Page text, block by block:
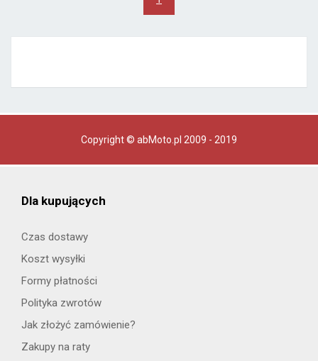
Copyright © abMoto.pl 2009 - 2019
Dla kupujących
Czas dostawy
Koszt wysyłki
Formy płatności
Polityka zwrotów
Jak złożyć zamówienie?
Zakupy na raty